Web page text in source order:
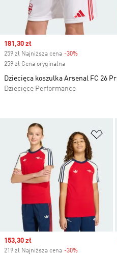
Sale price
153,30 zł
219 zł Najniższa cena -30%
Sale price
181,30 zł
259 zł Najniższa cena -30%
259 zł Cena oryginalna
Dziecięca koszulka Arsenal FC 26
Dziecięce Performance